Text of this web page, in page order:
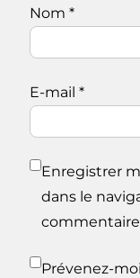
Nom *
E-mail *
Enregistrer
dans le
Prévenez-